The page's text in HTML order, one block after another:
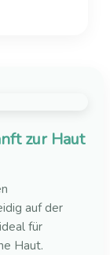
zur Haut
auf der
für
Haut.